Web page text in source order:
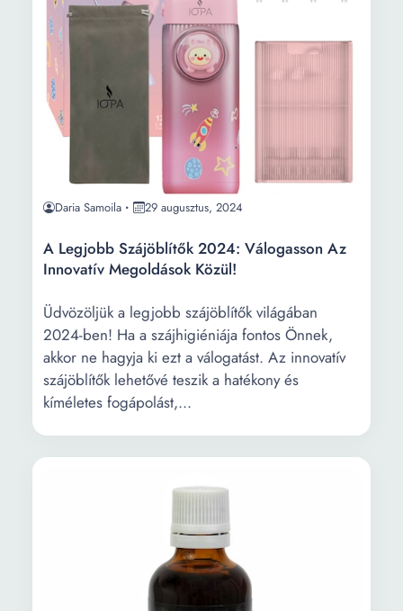
Daria Samoila 29 augusztus, 2024
A Legjobb Szájöblítők 2024: Válogasson Az
Innovatív Megoldások Közül!
Üdvözöljük a legjobb szájöblítők világában
2024-ben! Ha a szájhigiéniája fontos Önnek,
akkor ne hagyja ki ezt a válogatást. Az innovatív
szájöblítők lehetővé teszik a hatékony és
kíméletes fogápolást,...